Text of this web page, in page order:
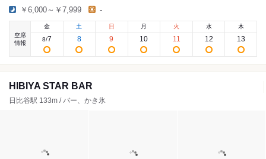
￥6,000～￥7,999 -
空席
情報
金
8/7
土
8
日
9
月
10
火
11
水
12
木
13
HIBIYA STAR BAR
日比谷駅 133m / バー、かき氷